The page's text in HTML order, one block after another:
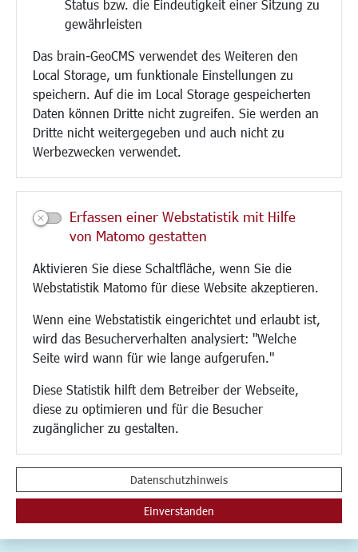
Status bzw. die Eindeutigkeit einer Sitzung zu
gewährleisten
Das brain-GeoCMS verwendet des Weiteren den
Local Storage, um funktionale Einstellungen zu
speichern. Auf die im Local Storage gespeicherten
Daten können Dritte nicht zugreifen. Sie werden an
Dritte nicht weitergegeben und auch nicht zu
Werbezwecken verwendet.
Erfassen einer Webstatistik mit Hilfe
von Matomo gestatten
Aktivieren Sie diese Schaltfläche, wenn Sie die
Webstatistik Matomo für diese Website akzeptieren.
Wenn eine Webstatistik eingerichtet und erlaubt ist,
wird das Besucherverhalten analysiert: "Welche
Seite wird wann für wie lange aufgerufen."
Diese Statistik hilft dem Betreiber der Webseite,
diese zu optimieren und für die Besucher
zugänglicher zu gestalten.
Datenschutzhinweis
Einverstanden
Bebauungsplanung
Verkehr/Mobilität
Glasfaserausbau
Aktuelle Baustellen
Paddelteich
CINDY S
Kultur/Freizeit/Tourismus
Veranstaltungen
Neue Stadthalle Langen
Bäder
Musikschule
Stadtbücherei
Stadtarchiv
Museen
Hotels/Unterkünfte
Gastronomie
Kunstszene
Vereine und Institutionen